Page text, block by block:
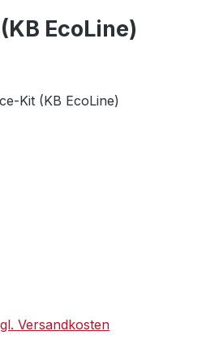
EcoLine)
Versandkosten